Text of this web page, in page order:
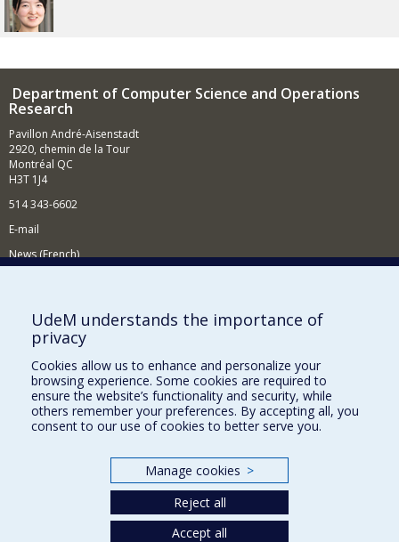
Department of Computer Science and Operations
Research
Pavillon André-Aisenstadt
2920, chemin de la Tour
Montréal QC
H3T 1J4
514 343-6602
E-mail
News (French)
Supporting the Department
NEED HELP?
Site map
Report a problem
Accessibility
Our Departments and Schools
Programs and Courses in our Faculty
UdeM understands the importance of
privacy
Cookies allow us to enhance and personalize your
browsing experience. Some cookies are required to
ensure the website’s functionality and security, while
others remember your preferences. By accepting all, you
consent to our use of cookies to better serve you.
Manage cookies >
Reject all
Accept all